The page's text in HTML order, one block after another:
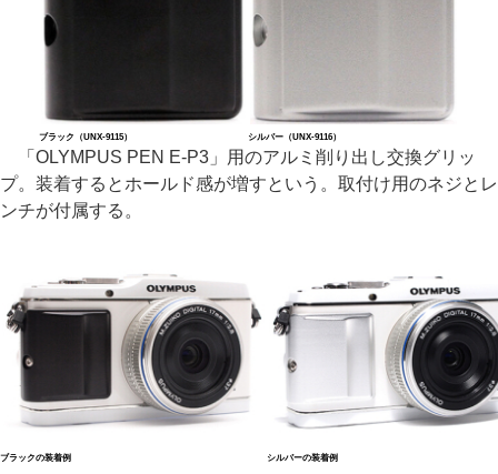
ブラック（UNX-9115） シルバー（UNX-9116）
「OLYMPUS PEN E-P3」用のアルミ削り出し交換グリッ
プ。装着するとホールド感が増すという。取付け用のネジとレ
ンチが付属する。
ブラックの装着例 シルバーの装着例